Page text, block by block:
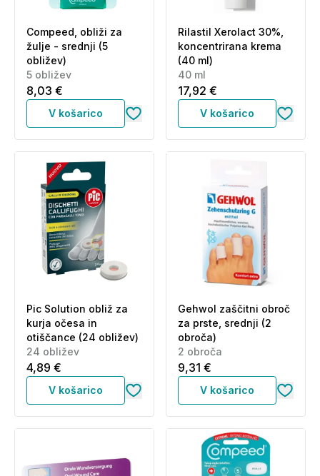
Compeed, obliži za
žulje - srednji (5
obližev)
5 obližev
8,03 €
V košarico
Rilastil Xerolact 30%,
koncentrirana krema
(40 ml)
40 ml
17,92 €
V košarico
Pic Solution obliž za
kurja očesa in
otiščance (24 obližev)
24 obližev
4,89 €
V košarico
Gehwol zaščitni obroč
za prste, srednji (2
obroča)
2 obroča
9,31 €
V košarico